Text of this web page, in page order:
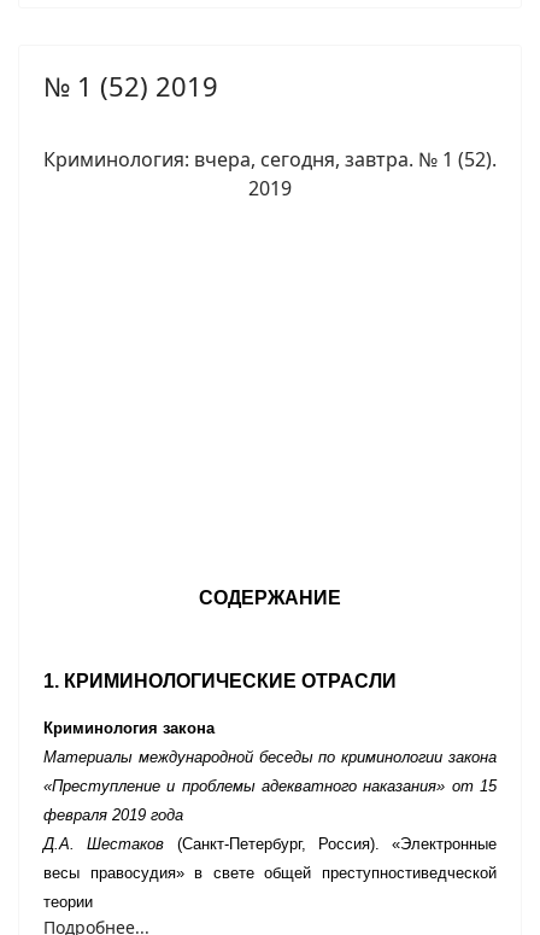
№ 1 (52) 2019
Криминология: вчера, сегодня, завтра. № 1 (52).
2019
СОДЕРЖАНИЕ
1. КРИМИНОЛОГИЧЕСКИЕ ОТРАСЛИ
Криминология закона
Материалы международной беседы по криминологии закона
«Преступление и проблемы адекватного наказания» от 15
февраля 2019 года
Д.А. Шестаков (Санкт-Петербург, Россия). «Электронные
весы правосудия» в свете общей преступностиведческой
теории
Подробнее...